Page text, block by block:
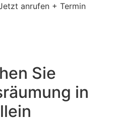
anrufen + Termin
Sie
in